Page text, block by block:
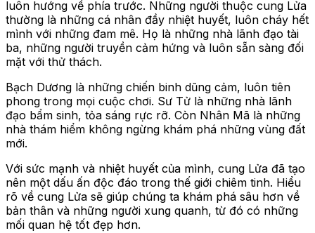
luôn hướng về phía trước. Những người thuộc cung Lửa
thường là những cá nhân đầy nhiệt huyết, luôn cháy hết
mình với những đam mê. Họ là những nhà lãnh đạo tài
ba, những người truyền cảm hứng và luôn sẵn sàng đối
mặt với thử thách.
Bạch Dương là những chiến binh dũng cảm, luôn tiên
phong trong mọi cuộc chơi. Sư Tử là những nhà lãnh
đạo bẩm sinh, tỏa sáng rực rỡ. Còn Nhân Mã là những
nhà thám hiểm không ngừng khám phá những vùng đất
mới.
Với sức mạnh và nhiệt huyết của mình, cung Lửa đã tạo
nên một dấu ấn độc đáo trong thế giới chiêm tinh. Hiểu
rõ về cung Lửa sẽ giúp chúng ta khám phá sâu hơn về
bản thân và những người xung quanh, từ đó có những
mối quan hệ tốt đẹp hơn.